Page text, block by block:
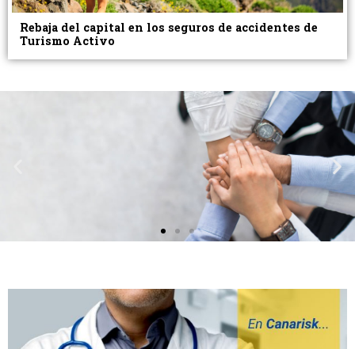
Rebaja del capital en los seguros de accidentes de
Turismo Activo